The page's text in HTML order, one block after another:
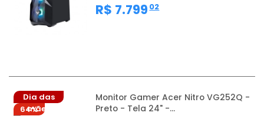
R$ 7.799 ,02
Dia das
mães
64%
Monitor Gamer Acer Nitro VG252Q -
Preto - Tela 24" -...